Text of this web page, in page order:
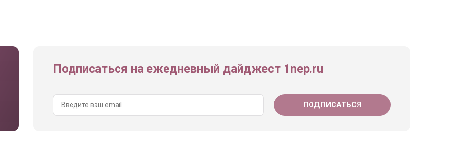
Подписаться на ежедневный дайджест 1nep.ru